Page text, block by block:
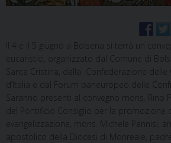
Il 4 e il 5 giugno a Bolsena si terrà un
eucaristici, organizzato dal Comune di
Santa Cristina, dalla Confederazione delle
d’Italia e dal Forum paneuropeo delle
Saranno presenti al convegno mons. Rino
del Pontificio Consiglio per la promozione
evangelizzazione, mons. Michele Pennisi,
apostolico della Diocesi di Monreale,